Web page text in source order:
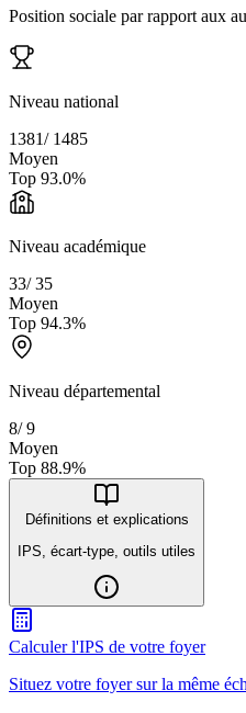
Position sociale par rapport aux
Niveau national
1381/ 1485
Moyen
Top 93.0%
Niveau académique
33/35
Moyen
Top 94.3%
Niveau départemental
8/9
Moyen
Top 88.9%
Définitions et explications
IPS, écart-type, outils utiles
Calculer l'IPS de votre foyer
Situez votre foyer sur la même